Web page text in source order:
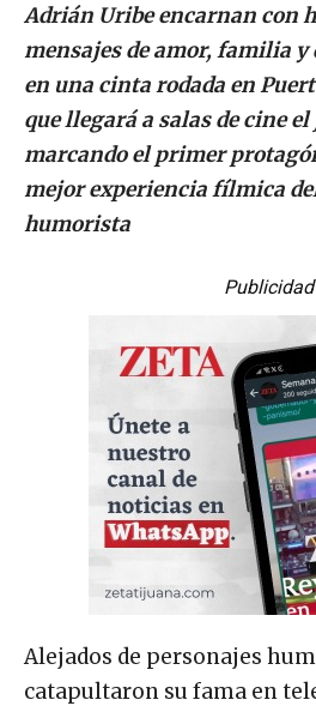
Adrián Uribe encarnan con
mensajes de amor, familia y
en una cinta rodada en
que llegará a salas de cine el
marcando el primer
mejor experiencia fílmica
humorista
Publicidad
Alejados de personajes
catapultaron su fama en